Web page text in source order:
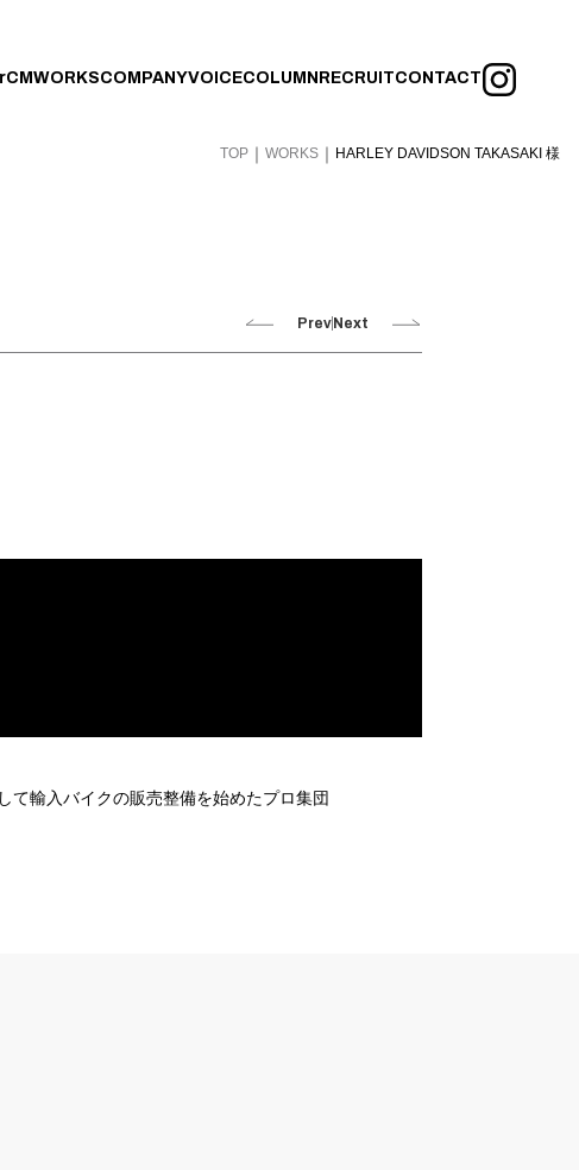
WORKSCOMPANYVOICECOLUMN RECRUITCONTACT
TOP ｜ WORKS ｜ HARLEY DAVIDSON TAKASAKI 様
Prev Next
て輸入バイクの販売整備を始めたプロ集団